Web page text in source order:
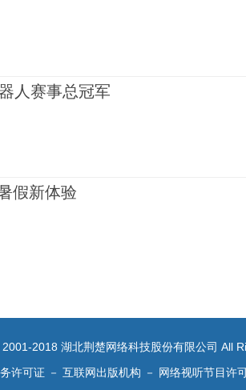
人赛事总冠军
假新体验
2018 湖北荆楚网络科技股份有限公司 All
许可证 － 互联网出版机构 － 网络视听节目许